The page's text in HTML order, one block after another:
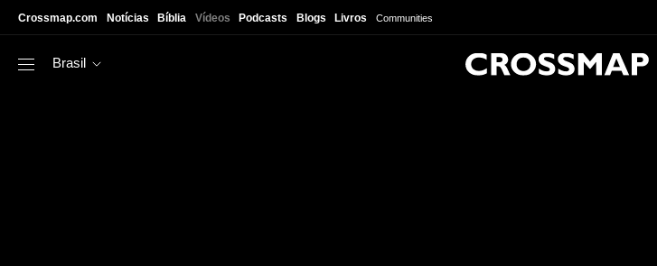
Crossmap.com Notícias Bíblia Vídeos Podcasts Blogs Livros Communities
Brasil